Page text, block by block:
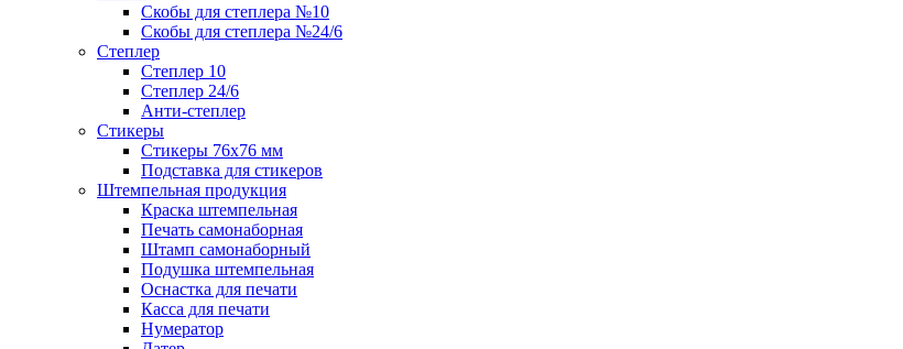
Скобы для степлера №10
Скобы для степлера №24/6
Степлер
Степлер 10
Степлер 24/6
Анти-степлер
Стикеры
Стикеры 76x76 мм
Подставка для стикеров
Штемпельная продукция
Краска штемпельная
Печать самонаборная
Штамп самонаборный
Подушка штемпельная
Оснастка для печати
Касса для печати
Нумератор